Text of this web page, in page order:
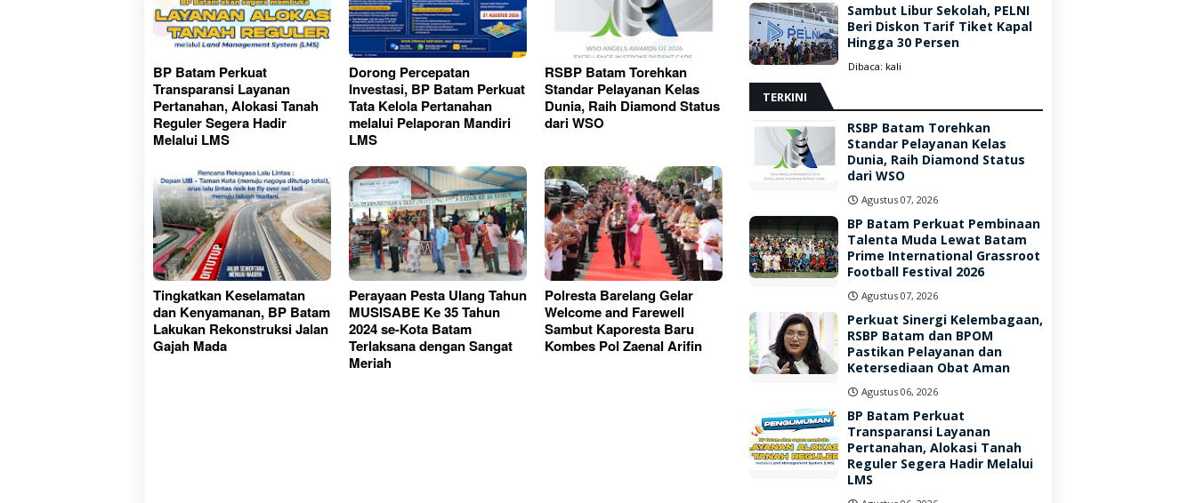
BP Batam Perkuat
Transparansi Layanan
Pertanahan, Alokasi Tanah
Reguler Segera Hadir
Melalui LMS
Dorong Percepatan
Investasi, BP Batam Perkuat
Tata Kelola Pertanahan
melalui Pelaporan Mandiri
LMS
RSBP Batam Torehkan
Standar Pelayanan Kelas
Dunia, Raih Diamond Status
dari WSO
Tingkatkan Keselamatan
dan Kenyamanan, BP Batam
Lakukan Rekonstruksi Jalan
Gajah Mada
Perayaan Pesta Ulang Tahun
MUSISABE Ke 35 Tahun
2024 se-Kota Batam
Terlaksana dengan Sangat
Meriah
Polresta Barelang Gelar
Welcome and Farewell
Sambut Kaporesta Baru
Kombes Pol Zaenal Arifin
Sambut Libur Sekolah, PELNI
Beri Diskon Tarif Tiket Kapal
Hingga 30 Persen
Dibaca: kali
TERKINI
RSBP Batam Torehkan
Standar Pelayanan Kelas
Dunia, Raih Diamond Status
dari WSO
Agustus 07, 2026
BP Batam Perkuat Pembinaan
Talenta Muda Lewat Batam
Prime International Grassroot
Football Festival 2026
Agustus 07, 2026
Perkuat Sinergi Kelembagaan,
RSBP Batam dan BPOM
Pastikan Pelayanan dan
Ketersediaan Obat Aman
Agustus 06, 2026
BP Batam Perkuat
Transparansi Layanan
Pertanahan, Alokasi Tanah
Reguler Segera Hadir Melalui
LMS